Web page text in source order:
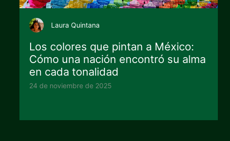
Laura Quintana
Los colores que pintan a México:
Cómo una nación encontró su alma
en cada tonalidad
24 de noviembre de 2025